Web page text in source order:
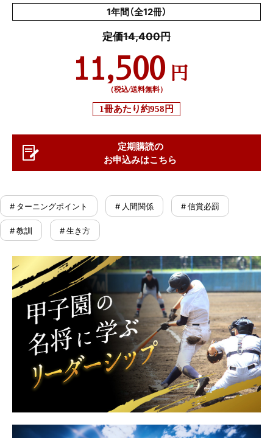
1年間（全12冊）
定価14,400円
11,500 円
（税込/送料無料）
1冊あたり約958円
定期購読の
お申込みはこちら
# ターニングポイント # 人間関係 # 信賞必罰
# 教訓 # 生き方